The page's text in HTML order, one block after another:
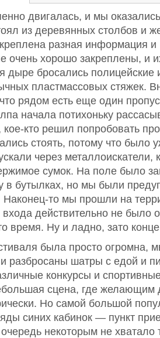
двигалась, и мы
из деревянных столбов и
разная информация
очень хорошо закреплены, и
дыре бросались полицейские
пластмассовых стяжек.
рядом есть еще один
начала потихоньку
кто решил попробовать
стоять, потому что было
через металлоискатели,
сумок. На поле было
в бутылках, но мы были
Наконец-то мы прошли на
входа действительно не
время. Ну и ладно, зато
была просто огромна,
разбросаны шатры с едой и
конкурсы и
сцена, где желающим
Но самой большой
синих кабинок — пункт
некоторым не хватало